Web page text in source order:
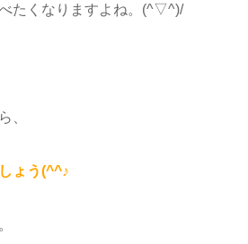
たくなりますよね。(^▽^)/
、
ょう(^^♪